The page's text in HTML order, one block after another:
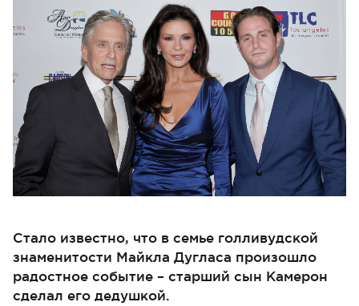
Стало известно, что в семье голливудской
знаменитости Майкла Дугласа произошло
радостное событие – старший сын Камерон
сделал его дедушкой.